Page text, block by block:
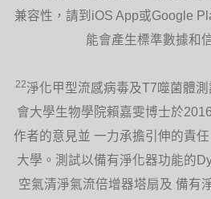
兼容性，請到iOS App或Google
能會產生標準數據和
22淨化甲型流感病毒及T7噬菌體
會大學生物學院賴嘉雯博士於
作者的意見並 一力承擔引伸的責
大學。測試以備有淨化器功能的
空氣清淨氣流倍增器塔扇及 備有